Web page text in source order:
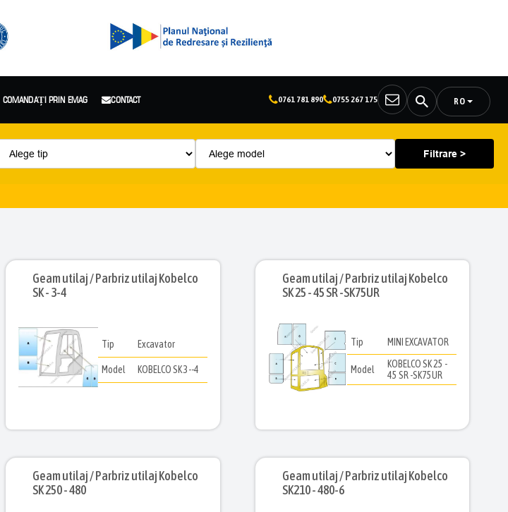
COMANDAȚI PRIN EMAG CONTACT 0761 781 890 0755 267 175 RO
Filtrare >
Geam utilaj / Parbriz utilaj Kobelco
SK - 3-4
Tip Excavator
Model KOBELCO SK 3--4
Geam utilaj / Parbriz utilaj Kobelco
SK 25 - 45 SR -SK75UR
Tip MINI EXCAVATOR
Model
KOBELCO SK 25 -
45 SR -SK75UR
Geam utilaj / Parbriz utilaj Kobelco
SK 250 - 480
Geam utilaj / Parbriz utilaj Kobelco
SK210 - 480-6